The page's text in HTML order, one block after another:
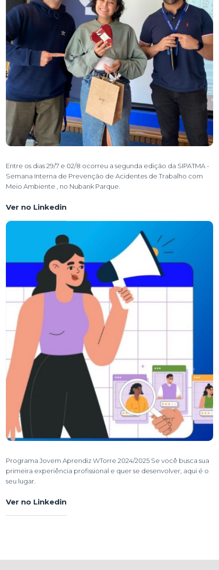
Entre os dias 29/7 e 02/8 ocorreu a segunda edição da SIPATMA -
Semana Interna de Prevenção de Acidentes de Trabalho com
Meio Ambiente , no Nubank Parque.
Ver no Linkedin
Programa Jovem Aprendiz WTorre 2024/2025 Se você busca sua
primeira experiência profissional e quer se desenvolver, aqui é o
seu lugar.
Ver no Linkedin